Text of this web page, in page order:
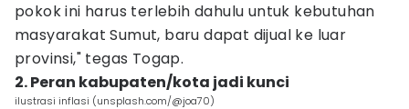
pokok ini harus terlebih dahulu untuk kebutuhan
masyarakat Sumut, baru dapat dijual ke luar
provinsi," tegas Togap.
2. Peran kabupaten/kota jadi kunci
ilustrasi inflasi (unsplash.com/@joa70)